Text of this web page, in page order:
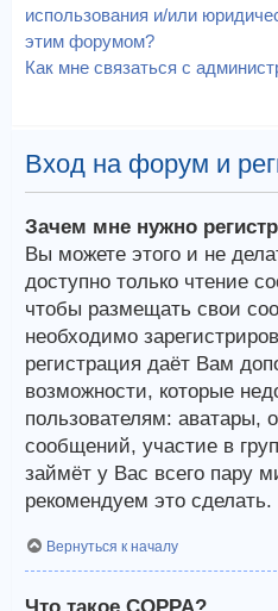
использования и/или
этим форумом?
Как мне связаться с
Вход на форум и
Зачем мне нужно
Вы можете этого и не
доступно только чтение
чтобы размещать свои
необходимо
регистрация даёт Вам
возможности, которые
пользователям: аватары,
сообщений, участие в
займёт у Вас всего пару
рекомендуем это сделать.
Вернуться к началу